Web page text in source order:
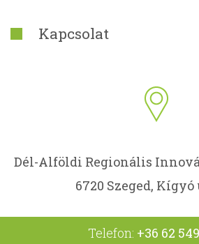
Kapcsolat
Dél-Alföldi Regionális
6720 Szeged, Kígyó
Telefon: +36 62